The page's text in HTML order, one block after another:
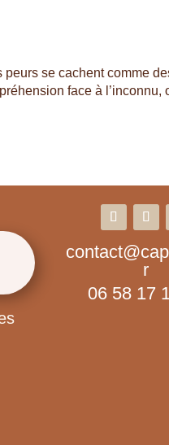
se cachent comme
face à
r
06 58 17